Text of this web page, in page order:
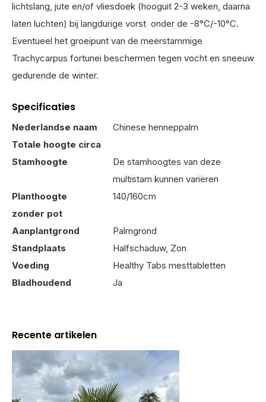
lichtslang, jute en/of vliesdoek (hooguit 2-3 weken, daarna
laten luchten) bij langdurige vorst onder de -8°C/-10°C.
Eventueel het groeipunt van de meerstammige
Trachycarpus fortunei beschermen tegen vocht en sneeuw
gedurende de winter.
Specificaties
Nederlandse naam
Chinese henneppalm
Totale hoogte circa
Stamhoogte
De stamhoogtes van deze
multistam kunnen variëren
Planthoogte
zonder pot
140/160cm
Aanplantgrond
Palmgrond
Standplaats
Halfschaduw, Zon
Voeding
Healthy Tabs mesttabletten
Bladhoudend
Ja
Recente artikelen